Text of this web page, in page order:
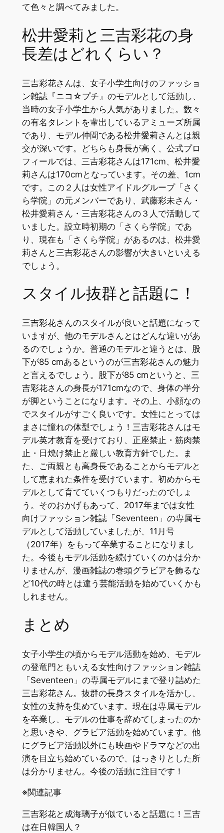
て色々と調べてみました。
松井愛莉と三吉彩花の身
長差はどれくらい？
三吉彩花さんは、女子小学生向けのファッショ
ン雑誌『ニコ☆プチ』のモデルとして活動し、
当時の女子小学生から人気がありました。数々
の有名タレントを輩出しているアミューズ所属
であり、モデル仲間である松井愛莉さんとは親
交が深いです。どちらも身長が高く、公式プロ
フィールでは、三吉彩花さんは171cm、松井愛
莉さんは170cmとなっています。その差、1cm
です。この２人は女性アイドルグループ「さく
ら学院」の元メンバーであり、武藤彩未さん・
松井愛莉さん・三吉彩花さんの３人で活動して
いました。設立時初期の「さくら学院」であ
り、現在も「さくら学院」があるのは、松井愛
莉さんと三吉彩花さんの影響が大きいといえる
でしょう。
スタイル抜群と話題に！
三吉彩花さんのスタイルが良いと話題になって
いますが、他のモデルさんとはどんな違いがあ
るのでしょうか。普通のモデルと違うとは、股
下が85 cmあるというのが三吉彩花さんの魅力
と言えるでしょう。股下が85 cmというと、三
吉彩花さんの身長が171cmなので、身体の半分
が脚ということになります。その上、小顔なの
でスタイルがすごく良いです。女性にとっては
まさに憧れの体型でしょう！三吉彩花さんはモ
デル英才教育を受けており、正座禁止・筋肉禁
止・日焼け禁止と厳しい教育方針でした。ま
た、ご両親とも高身長であることからモデルと
して恵まれた条件を受けています。初めからモ
デルとして育てていくつもりだったのでしょ
う。そのおかげもあって、2017年までは女性
向けファッション雑誌「Seventeen」の専属モ
デルとして活動していましたが、11月号
（2017年）をもって卒業することになりまし
た。今後もモデル活動を続けていくのかは分か
りませんが、漫画雑誌の巻頭グラビアを飾るな
ど10代の時とは違う芸能活動を始めていくかも
しれません。
まとめ
女子小学生の頃からモデル活動を始め、モデル
の登竜門ともいえる女性向けファッション雑誌
「Seventeen」の専属モデルにまで登り詰めた
三吉彩花さん。抜群の長身スタイルを活かし、
女性の支持を集めています。現在は専属モデル
を卒業し、モデルの仕事を辞めてしまったのか
と思いきや、グラビア活動を始めています。他
にグラビア活動以外にも映画やドラマなどの出
演を目立ち始めているので、はっきりとした所
は分かりません。今後の活動に注目です！
※関連記事
三吉彩花と成海璃子が似ていると話題に！三吉
は在日韓国人？